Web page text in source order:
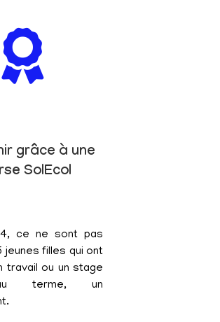
grâce à une
SolEcol
ce ne sont pas
jeunes filles qui ont
travail ou un stage
terme, un